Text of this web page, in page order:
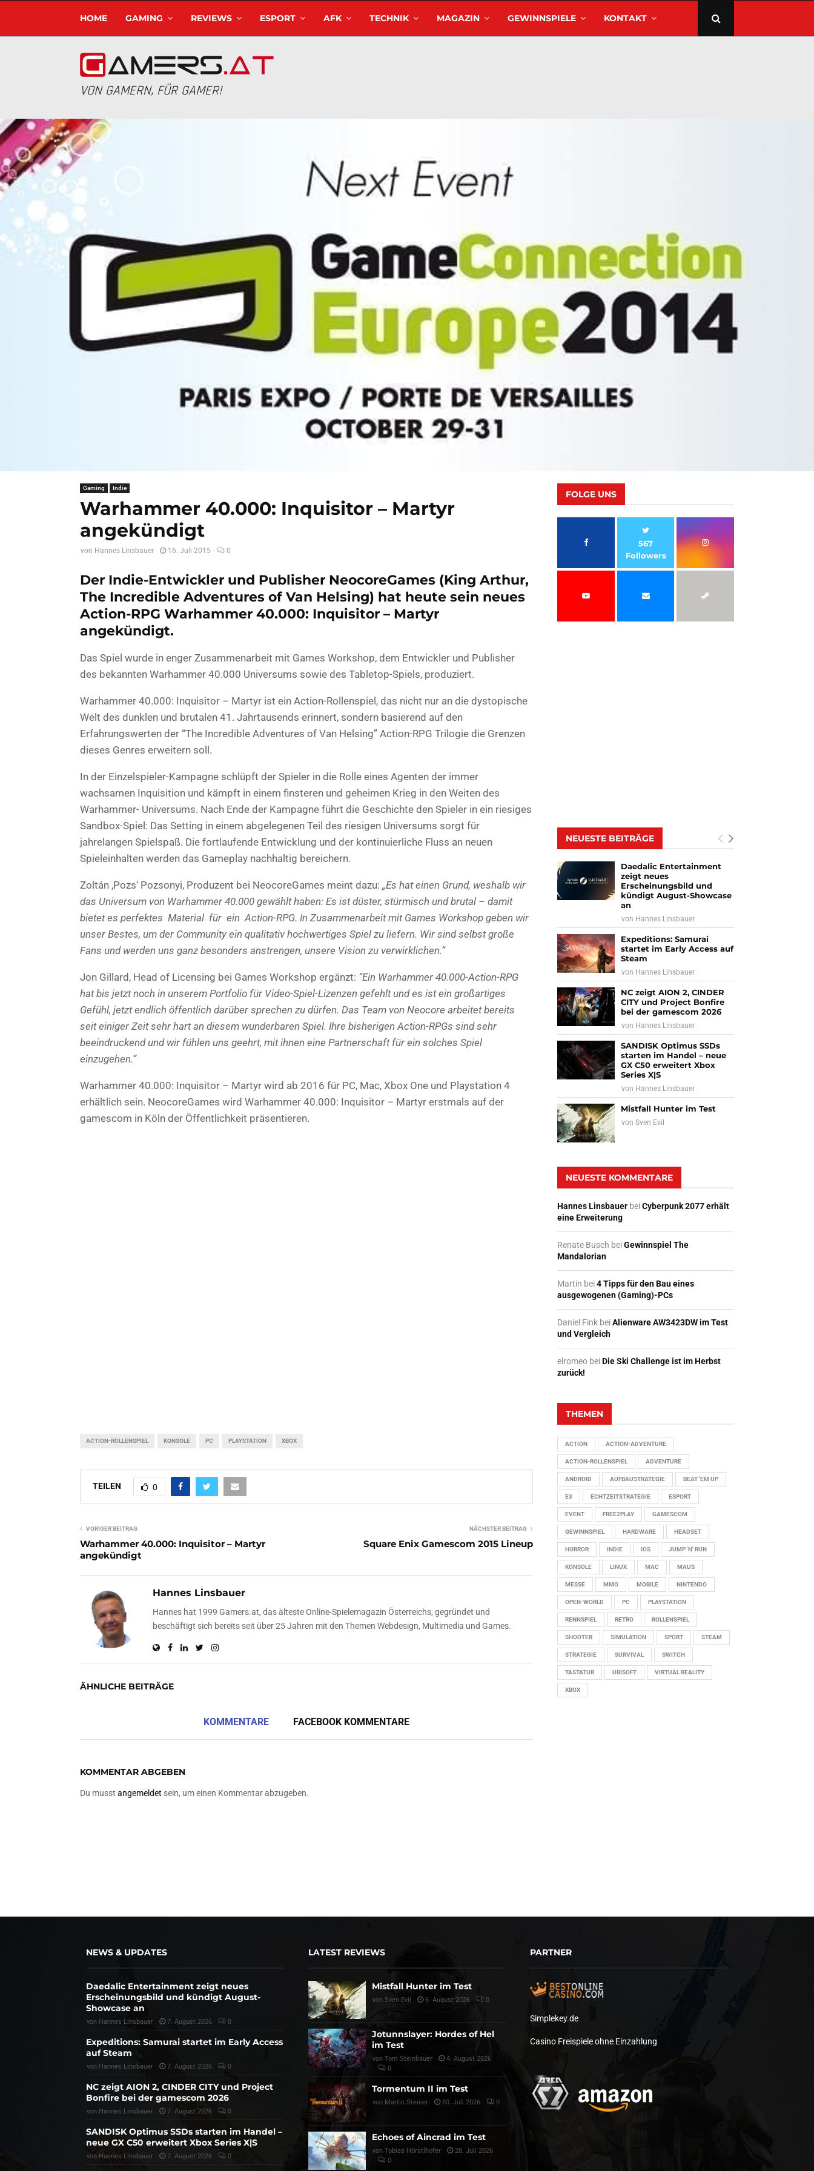
HOME GAMING REVIEWS ESPORT AFK TECHNIK MAGAZIN GEWINNSPIELE KONTAKT
VON GAMERN, FÜR GAMER!
Gaming Indie
Warhammer 40.000: Inquisitor – Martyr
angekündigt
von Hannes Linsbauer 16. Juli 2015 0
Der Indie-Entwickler und Publisher NeocoreGames (King Arthur,
The Incredible Adventures of Van Helsing) hat heute sein neues
Action-RPG Warhammer 40.000: Inquisitor – Martyr
angekündigt.
Das Spiel wurde in enger Zusammenarbeit mit Games Workshop, dem Entwickler und Publisher
des bekannten Warhammer 40.000 Universums sowie des Tabletop-Spiels, produziert.
Warhammer 40.000: Inquisitor – Martyr ist ein Action-Rollenspiel, das nicht nur an die dystopische
Welt des dunklen und brutalen 41. Jahrtausends erinnert, sondern basierend auf den
Erfahrungswerten der “The Incredible Adventures of Van Helsing” Action-RPG Trilogie die Grenzen
dieses Genres erweitern soll.
In der Einzelspieler-Kampagne schlüpft der Spieler in die Rolle eines Agenten der immer
wachsamen Inquisition und kämpft in einem finsteren und geheimen Krieg in den Weiten des
Warhammer- Universums. Nach Ende der Kampagne führt die Geschichte den Spieler in ein riesiges
Sandbox-Spiel: Das Setting in einem abgelegenen Teil des riesigen Universums sorgt für
jahrelangen Spielspaß. Die fortlaufende Entwicklung und der kontinuierliche Fluss an neuen
Spieleinhalten werden das Gameplay nachhaltig bereichern.
Zoltán ‚Pozs‘ Pozsonyi, Produzent bei NeocoreGames meint dazu: „Es hat einen Grund, weshalb wir
das Universum von Warhammer 40.000 gewählt haben: Es ist düster, stürmisch und brutal – damit
bietet es perfektes Material für ein Action-RPG. In Zusammenarbeit mit Games Workshop geben wir
unser Bestes, um der Community ein qualitativ hochwertiges Spiel zu liefern. Wir sind selbst große
Fans und werden uns ganz besonders anstrengen, unsere Vision zu verwirklichen.“
Jon Gillard, Head of Licensing bei Games Workshop ergänzt: “Ein Warhammer 40.000-Action-RPG
hat bis jetzt noch in unserem Portfolio für Video-Spiel-Lizenzen gefehlt und es ist ein großartiges
Gefühl, jetzt endlich öffentlich darüber sprechen zu dürfen. Das Team von Neocore arbeitet bereits
seit einiger Zeit sehr hart an diesem wunderbaren Spiel. Ihre bisherigen Action-RPGs sind sehr
beeindruckend und wir fühlen uns geehrt, mit ihnen eine Partnerschaft für ein solches Spiel
einzugehen.“
Warhammer 40.000: Inquisitor – Martyr wird ab 2016 für PC, Mac, Xbox One und Playstation 4
erhältlich sein. NeocoreGames wird Warhammer 40.000: Inquisitor – Martyr erstmals auf der
gamescom in Köln der Öffentlichkeit präsentieren.
ACTION-ROLLENSPIEL KONSOLE PC PLAYSTATION XBOX
TEILEN 0
VORIGER BEITRAG
Warhammer 40.000: Inquisitor – Martyr
angekündigt
NÄCHSTER BEITRAG
Square Enix Gamescom 2015 Lineup
Hannes Linsbauer
Hannes hat 1999 Gamers.at, das älteste Online-Spielemagazin Österreichs, gegründet und
beschäftigt sich bereits seit über 25 Jahren mit den Themen Webdesign, Multimedia und Games.
ÄHNLICHE BEITRÄGE
KOMMENTARE FACEBOOK KOMMENTARE
KOMMENTAR ABGEBEN
Du musst angemeldet sein, um einen Kommentar abzugeben.
FOLGE UNS
567
Followers
NEUESTE BEITRÄGE
Daedalic Entertainment
zeigt neues
Erscheinungsbild und
kündigt August-Showcase
an
von Hannes Linsbauer
Expeditions: Samurai
startet im Early Access auf
Steam
von Hannes Linsbauer
NC zeigt AION 2, CINDER
CITY und Project Bonfire
bei der gamescom 2026
von Hannes Linsbauer
SANDISK Optimus SSDs
starten im Handel – neue
GX C50 erweitert Xbox
Series X|S
von Hannes Linsbauer
Mistfall Hunter im Test
vonSven Evil
NEUESTE KOMMENTARE
Hannes Linsbauer beiCyberpunk 2077 erhält
eine Erweiterung
Renate Busch beiGewinnspiel The
Mandalorian
Martin bei4 Tipps für den Bau eines
ausgewogenen (Gaming)-PCs
Daniel Fink beiAlienware AW3423DW im Test
und Vergleich
elromeo beiDie Ski Challenge ist im Herbst
zurück!
THEMEN
ACTION ACTION-ADVENTURE
ACTION-ROLLENSPIEL ADVENTURE
ANDROID AUFBAUSTRATEGIE BEAT 'EM UP
E3 ECHTZEITSTRATEGIE ESPORT
EVENT FREE2PLAY GAMESCOM
GEWINNSPIEL HARDWARE HEADSET
HORROR INDIE IOS JUMP 'N' RUN
KONSOLE LINUX MAC MAUS
MESSE MMO MOBILE NINTENDO
OPEN-WORLD PC PLAYSTATION
RENNSPIEL RETRO ROLLENSPIEL
SHOOTER SIMULATION SPORT STEAM
STRATEGIE SURVIVAL SWITCH
TASTATUR UBISOFT VIRTUAL REALITY
XBOX
NEWS & UPDATES
Daedalic Entertainment zeigt neues
Erscheinungsbild und kündigt August-
Showcase an
von Hannes Linsbauer 7. August 2026 0
Expeditions: Samurai startet im Early Access
auf Steam
von Hannes Linsbauer 7. August 2026 0
NC zeigt AION 2, CINDER CITY und Project
Bonfire bei der gamescom 2026
von Hannes Linsbauer 7. August 2026 0
SANDISK Optimus SSDs starten im Handel –
neue GX C50 erweitert Xbox Series X|S
von Hannes Linsbauer 7. August 2026 0
LATEST REVIEWS
Mistfall Hunter im Test
von Sven Evil 6. August 2026 0
Jotunnslayer: Hordes of Hel
im Test
von Tom Steinbauer
4. August 2026
0
Tormentum II im Test
von Martin Steiner 30. Juli 2026 0
Echoes of Aincrad im Test
von Tobias Hörstlhofer
28. Juli 2026
0
PARTNER
Simplekey.de
Casino Freispiele ohne Einzahlung